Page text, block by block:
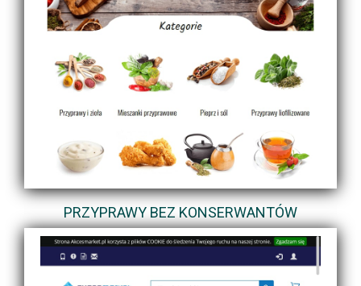
PRZYPRAWY BEZ KONSERWANTÓW